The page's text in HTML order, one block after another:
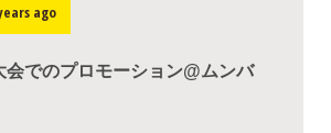
ago
会でのプロモーション@ムンバ